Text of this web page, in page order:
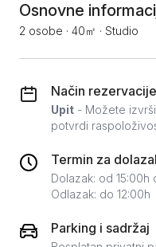
Osnovne
2 osobe · 40㎡ · Studio
Način rezervacije
Upit - Možete
potvrdi
Termin za
Dolazak: od 15:00h
Odlazak: do 12:00h
Parking i sadržaj